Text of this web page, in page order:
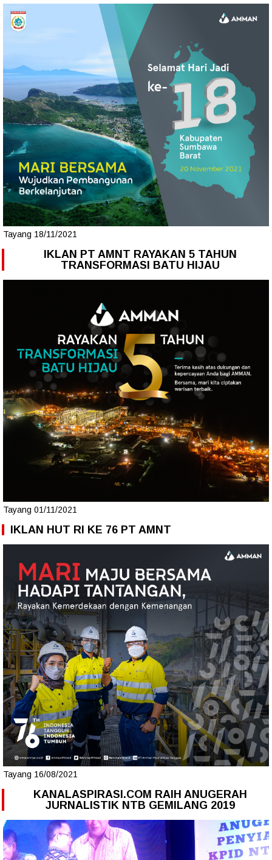
Tayang 18/11/2021
IKLAN PT AMNT RAYAKAN 5 TAHUN
TRANSFORMASI BATU HIJAU
Tayang 01/11/2021
IKLAN HUT RI KE 76 PT AMNT
Tayang 16/08/2021
KANALASPIRASI.COM RAIH ANUGERAH
JURNALISTIK NTB GEMILANG 2019